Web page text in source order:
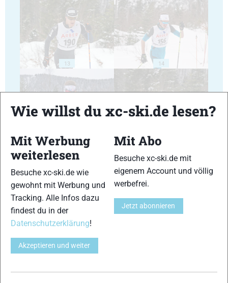
13 14
17 18
Wie willst du xc-ski.de lesen?
Mit Werbung
weiterlesen
Besuche xc-ski.de wie
gewohnt mit Werbung und
Tracking. Alle Infos dazu
findest du in der
Datenschutzerklärung!
Akzeptieren und weiter
Mit Abo
Besuche xc-ski.de mit
eigenem Account und völlig
werbefrei.
Jetzt abonnieren